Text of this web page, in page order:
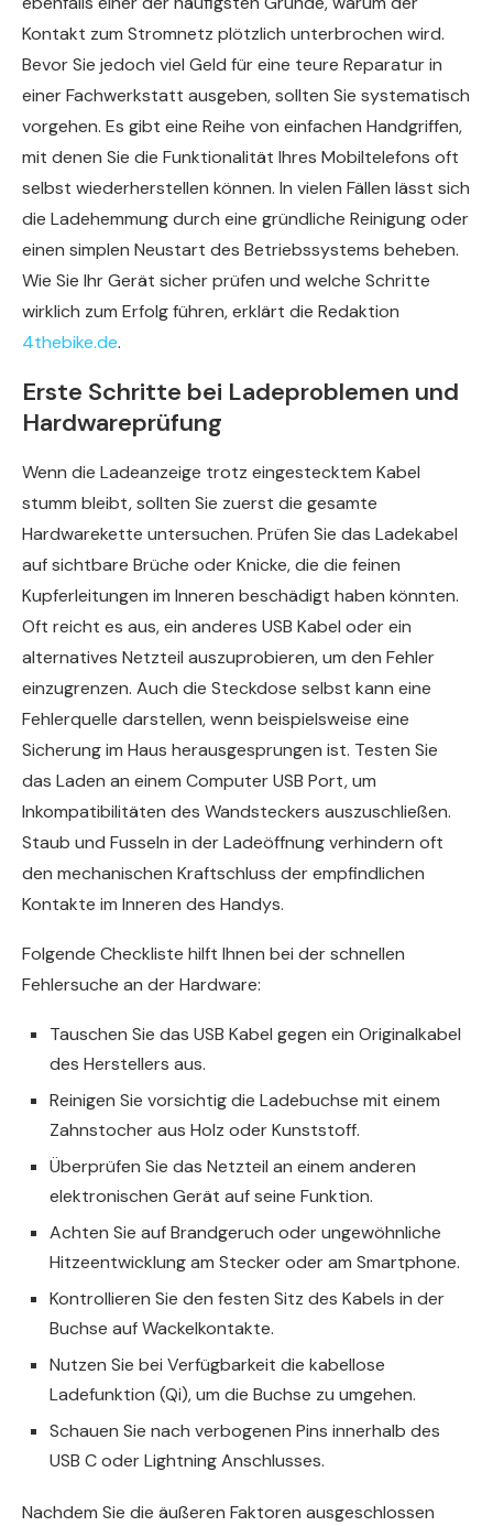
Kontakt zum Stromnetz plötzlich unterbrochen wird.
Bevor Sie jedoch viel Geld für eine teure Reparatur in
einer Fachwerkstatt ausgeben, sollten Sie systematisch
vorgehen. Es gibt eine Reihe von einfachen Handgriffen,
mit denen Sie die Funktionalität Ihres Mobiltelefons oft
selbst wiederherstellen können. In vielen Fällen lässt sich
die Ladehemmung durch eine gründliche Reinigung oder
einen simplen Neustart des Betriebssystems beheben.
Wie Sie Ihr Gerät sicher prüfen und welche Schritte
wirklich zum Erfolg führen, erklärt die Redaktion
4thebike.de.
Erste Schritte bei Ladeproblemen und
Hardwareprüfung
Wenn die Ladeanzeige trotz eingestecktem Kabel
stumm bleibt, sollten Sie zuerst die gesamte
Hardwarekette untersuchen. Prüfen Sie das Ladekabel
auf sichtbare Brüche oder Knicke, die die feinen
Kupferleitungen im Inneren beschädigt haben könnten.
Oft reicht es aus, ein anderes USB Kabel oder ein
alternatives Netzteil auszuprobieren, um den Fehler
einzugrenzen. Auch die Steckdose selbst kann eine
Fehlerquelle darstellen, wenn beispielsweise eine
Sicherung im Haus herausgesprungen ist. Testen Sie
das Laden an einem Computer USB Port, um
Inkompatibilitäten des Wandsteckers auszuschließen.
Staub und Fusseln in der Ladeöffnung verhindern oft
den mechanischen Kraftschluss der empfindlichen
Kontakte im Inneren des Handys.
Folgende Checkliste hilft Ihnen bei der schnellen
Fehlersuche an der Hardware:
Tauschen Sie das USB Kabel gegen ein Originalkabel
des Herstellers aus.
Reinigen Sie vorsichtig die Ladebuchse mit einem
Zahnstocher aus Holz oder Kunststoff.
Überprüfen Sie das Netzteil an einem anderen
elektronischen Gerät auf seine Funktion.
Achten Sie auf Brandgeruch oder ungewöhnliche
Hitzeentwicklung am Stecker oder am Smartphone.
Kontrollieren Sie den festen Sitz des Kabels in der
Buchse auf Wackelkontakte.
Nutzen Sie bei Verfügbarkeit die kabellose
Ladefunktion (Qi), um die Buchse zu umgehen.
Schauen Sie nach verbogenen Pins innerhalb des
USB C oder Lightning Anschlusses.
Nachdem Sie die äußeren Faktoren ausgeschlossen